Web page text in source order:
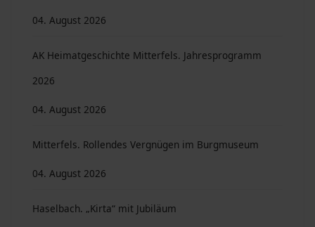
04. August 2026
AK Heimatgeschichte Mitterfels. Jahresprogramm
2026
04. August 2026
Mitterfels. Rollendes Vergnügen im Burgmuseum
04. August 2026
Haselbach. „Kirta“ mit Jubiläum